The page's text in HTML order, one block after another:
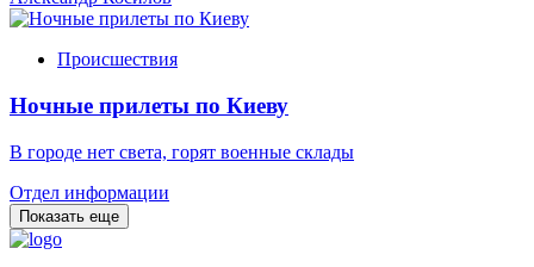
Происшествия
Ночные прилеты по Киеву
В городе нет света, горят военные склады
Отдел информации
Показать еще